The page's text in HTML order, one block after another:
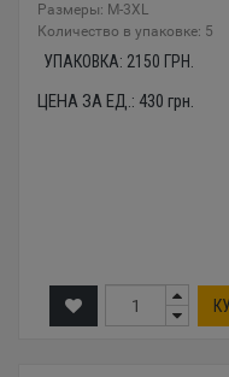
Размеры: М-3XL
Количество в упаковке: 5
УПАКОВКА: 2150 ГРН.
ЦЕНА ЗА ЕД.: 430 грн.